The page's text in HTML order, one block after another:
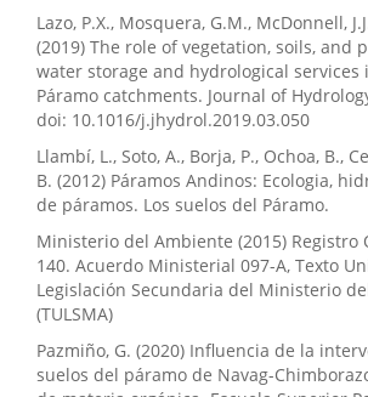
Lazo, P.X., Mosquera, G.M., McDonnell,
(2019) The role of vegetation, soils, and
water storage and hydrological services
Páramo catchments. Journal of
doi: 10.1016/j.jhydrol.2019.03.050
Llambí, L., Soto, A., Borja, P., Ochoa, B.,
B. (2012) Páramos Andinos: Ecologia,
de páramos. Los suelos del Páramo.
Ministerio del Ambiente (2015) Registro
140. Acuerdo Ministerial 097-A, Texto
Legislación Secundaria del Ministerio
(TULSMA)
Pazmiño, G. (2020) Influencia de la
suelos del páramo de Navag-